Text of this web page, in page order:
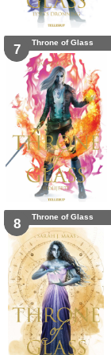
7 Throne of Glass
8 Throne of Glass